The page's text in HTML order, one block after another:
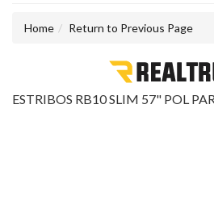
Home Return to Previous Page
ESTRIBOS RB10 SLIM 57" POL